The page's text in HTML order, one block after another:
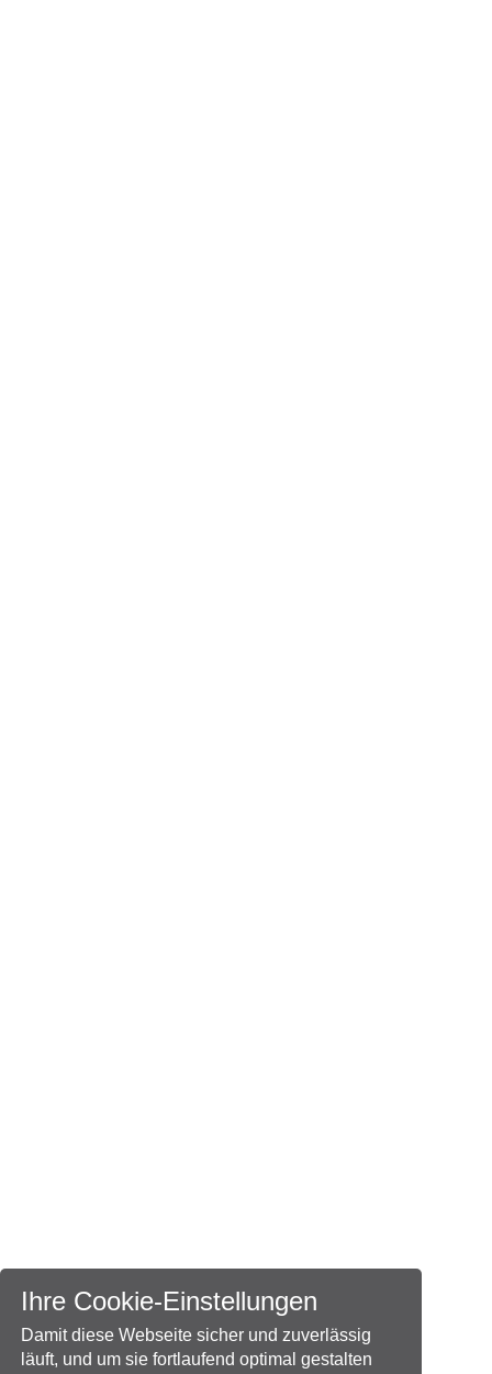
Ihre Cookie-Einstellungen
Damit diese Webseite sicher und zuverlässig
läuft, und um sie fortlaufend optimal gestalten